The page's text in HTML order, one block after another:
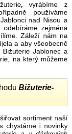
, vyrábíme z
používáme
nad Nisou a
odebíráme zejména
Záleží nám na
a aby všeobecně
Jablonec a
na který můžeme
Bižuterie-
sortiment naší
chystáme i novinky